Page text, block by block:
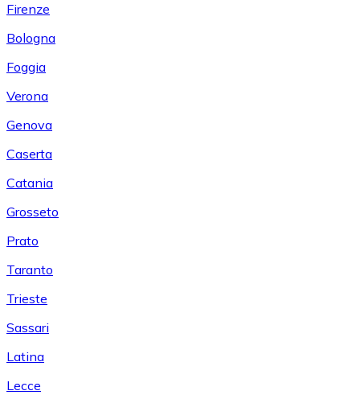
Firenze
Bologna
Foggia
Verona
Genova
Caserta
Catania
Grosseto
Prato
Taranto
Trieste
Sassari
Latina
Lecce